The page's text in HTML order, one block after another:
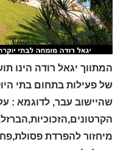
של פעילות בתחום בתי
שהיישוב עבר, לדוגמא :
מיחזור להפרדת